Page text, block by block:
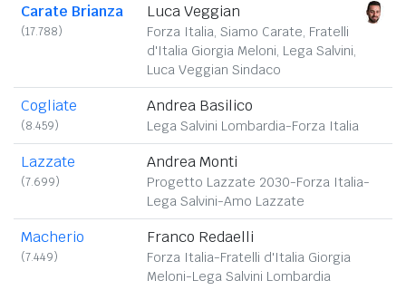
Carate Brianza
(17.788)
Luca Veggian
Forza Italia, Siamo Carate, Fratelli
d'Italia Giorgia Meloni, Lega Salvini,
Luca Veggian Sindaco
Cogliate
(8.459)
Andrea Basilico
Lega Salvini Lombardia-Forza Italia
Lazzate
(7.699)
Andrea Monti
Progetto Lazzate 2030-Forza Italia-
Lega Salvini-Amo Lazzate
Macherio
(7.449)
Franco Redaelli
Forza Italia-Fratelli d'Italia Giorgia
Meloni-Lega Salvini Lombardia